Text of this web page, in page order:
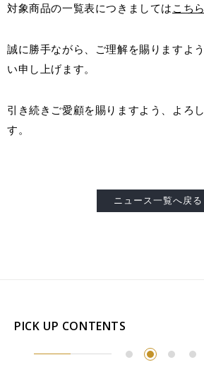
対象商品の一覧表につきましては こちら
誠に勝手ながら、ご理解を賜りますよ
い申し上げます。
引き続きご愛顧を賜りますよう、よろ
す。
ニュース一覧へ戻る
PICK UP CONTENTS